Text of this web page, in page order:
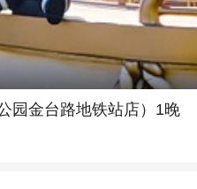
园金台路地铁站店）1晚